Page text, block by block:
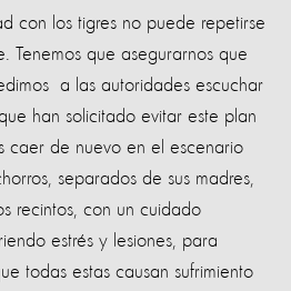
con los tigres no puede repetirse
Tenemos que asegurarnos que
a las autoridades escuchar
han solicitado evitar este plan
caer de nuevo en el escenario
separados de sus madres,
recintos, con un cuidado
estrés y lesiones, para
todas estas causan sufrimiento